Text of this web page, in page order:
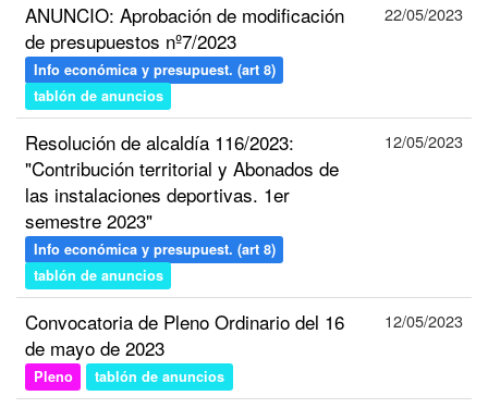
ANUNCIO: Aprobación de modificación
de presupuestos nº7/2023
Info económica y presupuest. (art 8)
tablón de anuncios
22/05/2023
Resolución de alcaldía 116/2023:
"Contribución territorial y Abonados de
las instalaciones deportivas. 1er
semestre 2023"
Info económica y presupuest. (art 8)
tablón de anuncios
12/05/2023
Convocatoria de Pleno Ordinario del 16
de mayo de 2023
Pleno tablón de anuncios
12/05/2023